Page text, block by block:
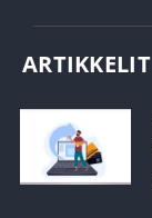
ARTIKKELIT